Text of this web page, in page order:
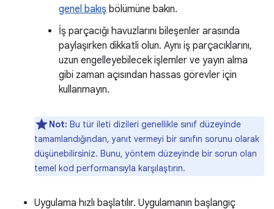
genel bakış bölümüne bakın.
İş parçacığı havuzlarını bileşenler arasında
paylaşırken dikkatli olun. Aynı iş parçacıklarını,
uzun engelleyebilecek işlemler ve yayın alma
gibi zaman açısından hassas görevler için
kullanmayın.
Not: Bu tür ileti dizileri genellikle sınıf düzeyinde
tamamlandığından, yanıt vermeyi bir sınıfın sorunu olarak
düşünebilirsiniz. Bunu, yöntem düzeyinde bir sorun olan
temel kod performansıyla karşılaştırın.
Uygulama hızlı başlatılır. Uygulamanın başlangıç